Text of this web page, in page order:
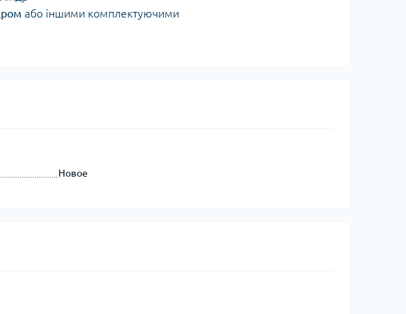
або іншими комплектуючими
Новое